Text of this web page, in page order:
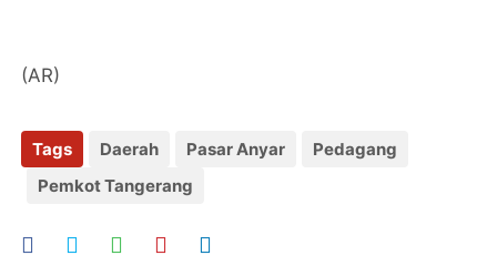
(AR)
Tags Daerah Pasar Anyar
Pedagang
Pemkot Tangerang